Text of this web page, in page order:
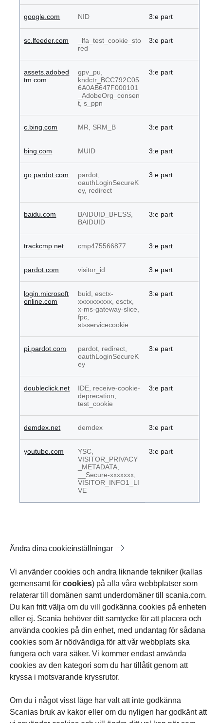
google.com NID 3:e part
sc.lfeeder.com
_lfa_test_cookie_sto
red
3:e part
assets.adobed
tm.com
gpv_pu,
kndctr_BCC792C05
6A0AB647F000101
_AdobeOrg_consen
t, s_ppn
3:e part
c.bing.com MR, SRM_B 3:e part
bing.com MUID 3:e part
go.pardot.com
pardot,
oauthLoginSecureK
ey, redirect
3:e part
baidu.com
BAIDUID_BFESS,
BAIDUID
3:e part
trackcmp.net cmp475566877 3:e part
pardot.com visitor_id 3:e part
login.microsoft
online.com
buid, esctx-
xxxxxxxxxx, esctx,
x-ms-gateway-slice,
fpc,
stsservicecookie
3:e part
pi.pardot.com
pardot, redirect,
oauthLoginSecureK
ey
3:e part
doubleclick.net
IDE, receive-cookie-
deprecation,
test_cookie
3:e part
demdex.net demdex 3:e part
youtube.com
YSC,
VISITOR_PRIVACY
_METADATA,
__Secure-xxxxxxx,
VISITOR_INFO1_LI
VE
3:e part
Ändra dina cookieinställningar
Vi använder cookies och andra liknande tekniker (kallas
gemensamt för cookies) på alla våra webbplatser som
relaterar till domänen samt underdomäner till scania.com.
Du kan fritt välja om du vill godkänna cookies på enheten
eller ej. Scania behöver ditt samtycke för att placera och
använda cookies på din enhet, med undantag för sådana
cookies som är nödvändiga för att vår webbplats ska
fungera och vara säker. Vi kommer endast använda
cookies av den kategori som du har tillåtit genom att
kryssa i motsvarande kryssrutor.
Om du i något visst läge har valt att inte godkänna
Scanias bruk av kakor eller om du nyligen har godkänt att